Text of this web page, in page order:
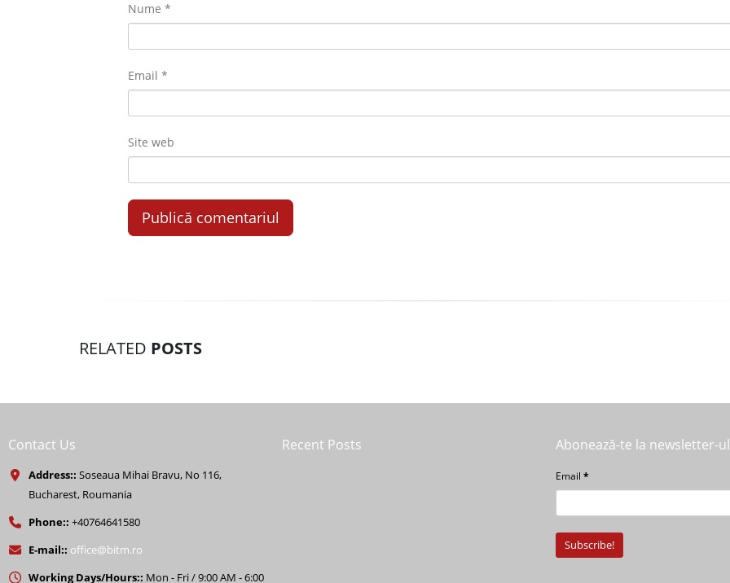
Nume *
Email *
Site web
RELATED POSTS
Contact Us
Address:: Soseaua Mihai Bravu, No 116,
Bucharest, Roumania
Phone:: +40764641580
E-mail:: office@bitm.ro
Working Days/Hours:: Mon - Fri / 9:00 AM - 6:00
Recent Posts Abonează-te la newsletter-
Email *